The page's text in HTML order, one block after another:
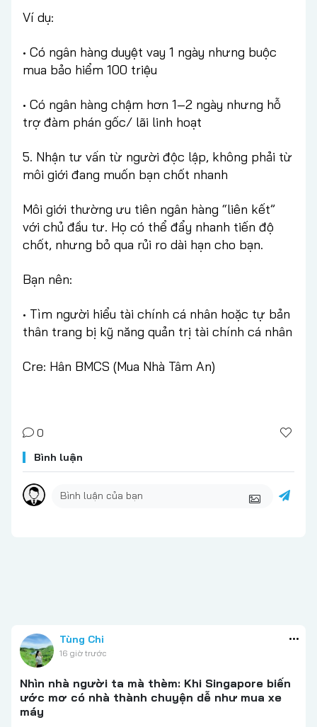
Ví dụ:
• Có ngân hàng duyệt vay 1 ngày nhưng buộc
mua bảo hiểm 100 triệu
• Có ngân hàng chậm hơn 1–2 ngày nhưng hỗ
trợ đàm phán gốc/ lãi linh hoạt
5. Nhận tư vấn từ người độc lập, không phải từ
môi giới đang muốn bạn chốt nhanh
Môi giới thường ưu tiên ngân hàng “liên kết”
với chủ đầu tư. Họ có thể đẩy nhanh tiến độ
chốt, nhưng bỏ qua rủi ro dài hạn cho bạn.
Bạn nên:
• Tìm người hiểu tài chính cá nhân hoặc tự bản
thân trang bị kỹ năng quản trị tài chính cá nhân
Cre: Hân BMCS (Mua Nhà Tâm An)
0
Bình luận
Tùng Chi
16 giờ trước
Nhìn nhà người ta mà thèm: Khi Singapore biến
ước mơ có nhà thành chuyện dễ như mua xe
máy